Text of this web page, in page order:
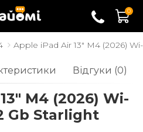
0
Apple iPad Air 13" M4 (2026)
Відгуки (0)
M4 (2026) Wi-
Gb Starlight